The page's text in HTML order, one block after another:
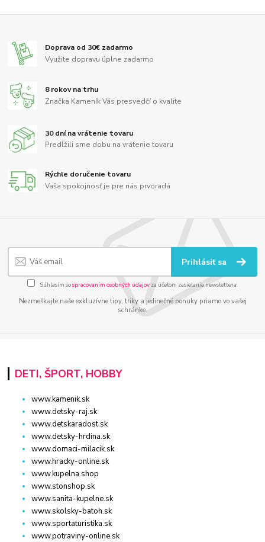
Doprava od 30€ zadarmo
Využite dopravu úplne zadarmo
8 rokov na trhu
Značka Kameník Vás presvedčí o kvalite
30 dní na vrátenie tovaru
Predĺžili sme dobu na vrátenie tovaru
Rýchle doručenie tovaru
Vaša spokojnosť je pre nás prvoradá
Prihlásiť sa
Súhlasím sospracovaním osobných údajov za účelom zasielania newslettera.
Nezmeškajte naše exkluzívne tipy, triky a jedinečné ponuky priamo vo vašej
schránke.
DETI, ŠPORT, HOBBY
www.kamenik.sk
www.detsky-raj.sk
www.detskaradost.sk
www.detsky-hrdina.sk
www.domaci-milacik.sk
www.hracky-online.sk
www.kupelna.shop
www.stonshop.sk
www.sanita-kupelne.sk
www.skolsky-batoh.sk
www.sportaturistika.sk
www.potraviny-online.sk